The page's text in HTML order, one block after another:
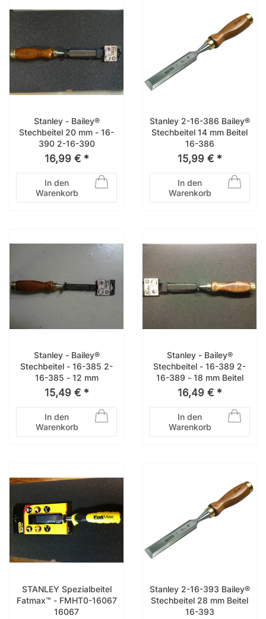
Stanley - Bailey®
Stechbeitel 20 mm - 16-
390 2-16-390
16,99 € *
In den
Warenkorb
Stanley 2-16-386 Bailey®
Stechbeitel 14 mm Beitel
16-386
15,99 € *
In den
Warenkorb
Stanley - Bailey®
Stechbeitel - 16-385 2-
16-385 - 12 mm
15,49 € *
In den
Warenkorb
Stanley - Bailey®
Stechbeitel - 16-389 2-
16-389 - 18 mm Beitel
16,49 € *
In den
Warenkorb
STANLEY Spezialbeitel
Fatmax™ - FMHT0-16067
16067
Stanley 2-16-393 Bailey®
Stechbeitel 28 mm Beitel
16-393